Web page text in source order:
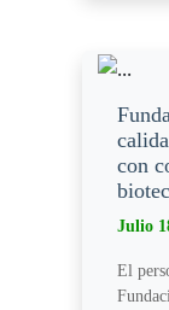
con
Julio
​El